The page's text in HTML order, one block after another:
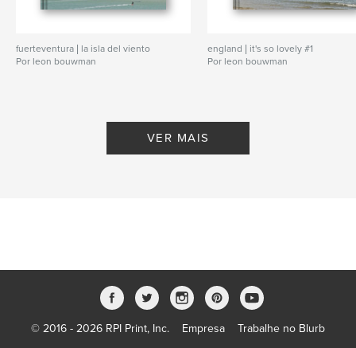
fuerteventura | la isla del viento
Por leon bouwman
england | it's so lovely #1
Por leon bouwman
VER MAIS
© 2016 - 2026 RPI Print, Inc. Empresa
Trabalhe no Blurb